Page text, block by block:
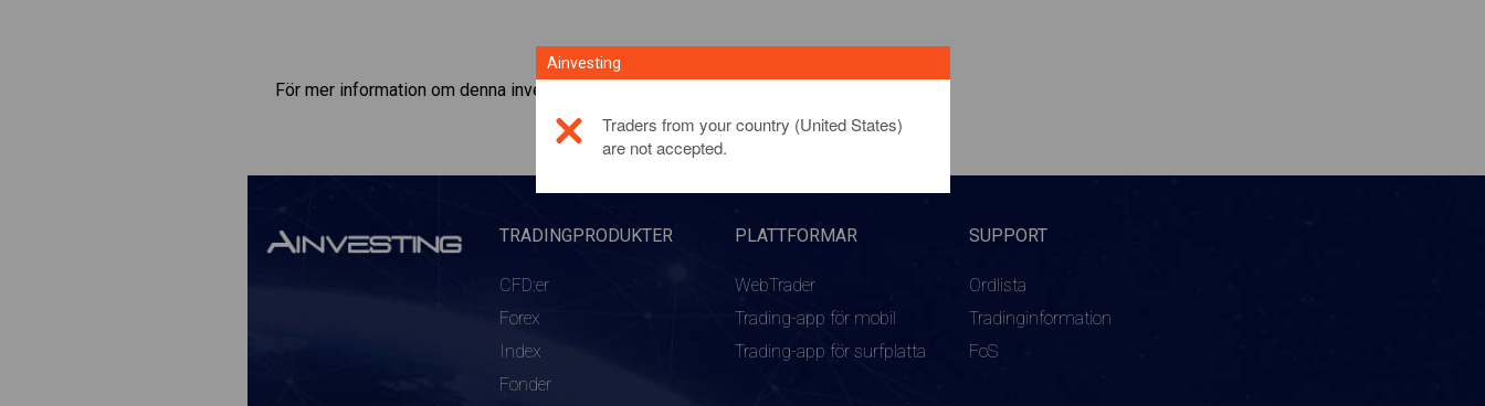
För mer information om denna investeringsprodukt,
TRADINGPRODUKTER
CFD:er
Forex
Index
Fonder
PLATTFORMAR
WebTrader
Trading-app för mobil
Trading-app för surfplatta
SUPPORT
Ordlista
Tradinginformation
FoS
Ainvesting
Traders from your country (United States)
are not accepted.